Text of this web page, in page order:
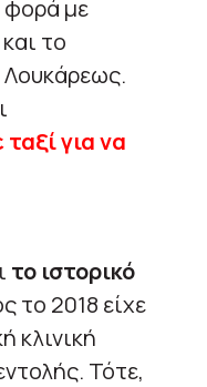
φορά με
το
για να
το ιστορικό
το 2018 είχε
κλινική
Τότε,